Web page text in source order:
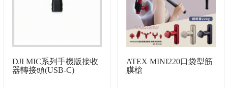
DJI MIC系列手機版接收
器轉接頭(USB-C)
ATEX MINI220口袋型筋
膜槍